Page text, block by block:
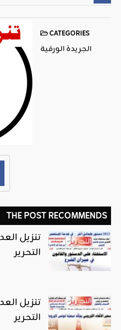
CATEGORIES
الجريدة الورقية
THE POST RECOMMENDS
التحرير
التحرير